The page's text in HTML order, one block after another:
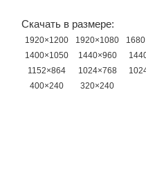
Скачать в размере:
1920×1200 1920×1080
1400×1050
1440×960
1152×864
1024×768
400×240
320×240